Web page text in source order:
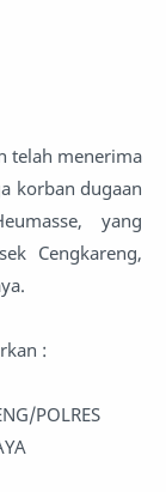
telah menerima
korban dugaan
yang
Cengkareng,
:
POLRES